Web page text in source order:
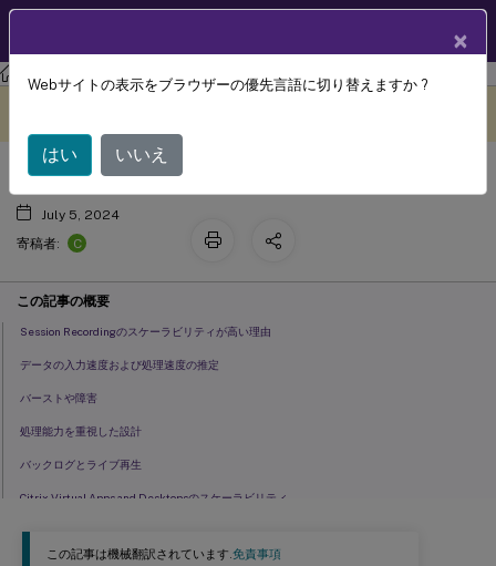
Session Recording Session Recording 2110
この記事は機械翻訳されています.免責事項
スケーラビリティに関する注意事項
July 5, 2024
寄稿者:
C
この記事の概要
Session Recordingのスケーラビリティが高い理由
データの入力速度および処理速度の推定
バーストや障害
処理能力を重視した設計
バックログとライブ再生
Citrix Virtual Apps and Desktopsのスケーラビリティ
スループットの測定
×
Webサイトの表示をブラウザーの優先言語に切り替えますか ?
はい いいえ